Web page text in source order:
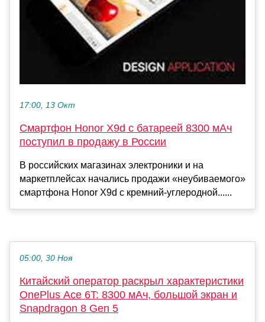
17:00, 13 Окт
Смартфон Honor X9d с батареей 8300 мАч
поступил в продажу в России
В российских магазинах электроники и на
маркетплейсах начались продажи «неубиваемого»
смартфона Honor X9d с кремний-углеродной......
05:00, 30 Ноя
Китайский оператор раскрыл характеристики
OnePlus Ace 6T: 8300 мАч, большой экран и
Snapdragon 8 Gen 5